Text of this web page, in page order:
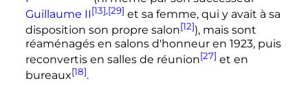
Guillaume II[13],[29] et sa femme, qui y avait à sa
disposition son propre salon[12]), mais sont
réaménagés en salons d'honneur en 1923, puis
reconvertis en salles de réunion[27] et en
bureaux[18].